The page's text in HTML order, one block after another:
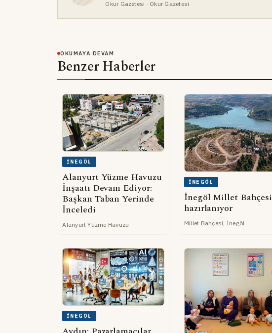
Okur Gazetesi · Okur Gazetesi
OKUMAYA DEVAM
Benzer Haberler
İNEGÖL
Alanyurt Yüzme Havuzu
İnşaatı Devam Ediyor:
Başkan Taban Yerinde
İnceledi
Alanyurt Yüzme Havuzu
İNEGÖL
İnegöl Millet Bahçesi
hazırlanıyor
Millet Bahçesi, İnegöl
İNEGÖL